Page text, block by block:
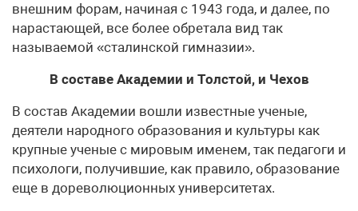
внешним форам, начиная с 1943 года, и далее, по
нарастающей, все более обретала вид так
называемой «сталинской гимназии».
В составе Академии и Толстой, и Чехов
В состав Академии вошли известные ученые,
деятели народного образования и культуры как
крупные ученые с мировым именем, так педагоги и
психологи, получившие, как правило, образование
еще в дореволюционных университетах.